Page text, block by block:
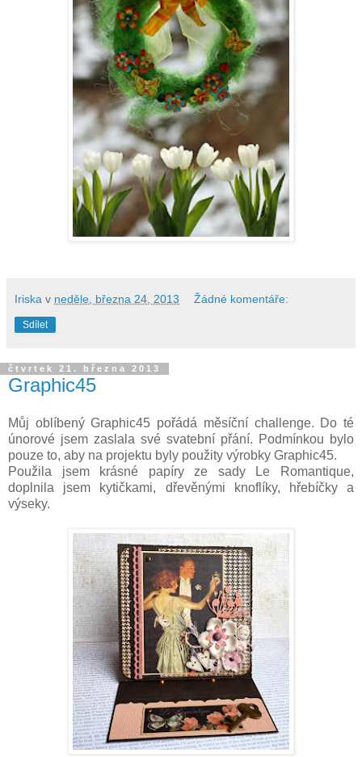
Iriska v neděle, března 24, 2013 Žádné komentáře:
Sdílet
čtvrtek 21. března 2013
Graphic45
Můj oblíbený Graphic45 pořádá měsíční challenge. Do té
únorové jsem zaslala své svatební přání. Podmínkou bylo
pouze to, aby na projektu byly použity výrobky Graphic45.
Použila jsem krásné papíry ze sady Le Romantique,
doplnila jsem kytičkami, dřevěnými knoflíky, hřebíčky a
výseky.